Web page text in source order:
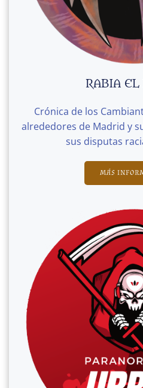
RABIA EL
Crónica de los
alrededores de Madrid y
sus disputas
MÁS